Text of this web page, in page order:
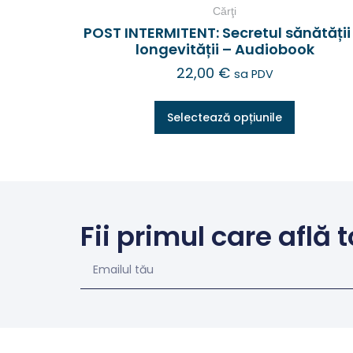
Cărţi
POST INTERMITENT: Secretul
longevității – Audiobook
22,00 € sa PDV
Selectează opțiunile
Fii primul care află